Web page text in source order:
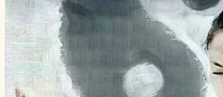
› › ›